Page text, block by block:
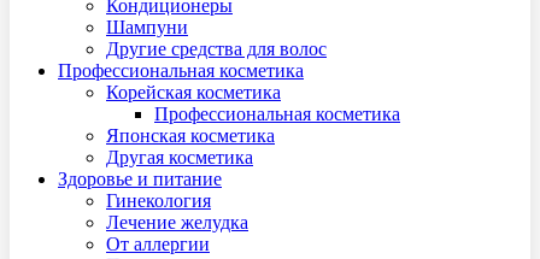
Кондициoнеры
Шампуни
Другие средства для волос
Профессиональная косметика
Корейская косметика
Профессиональная косметика
Японская косметика
Другая косметика
Здоровье и питание
Гинекология
Лечение желудка
От аллергии